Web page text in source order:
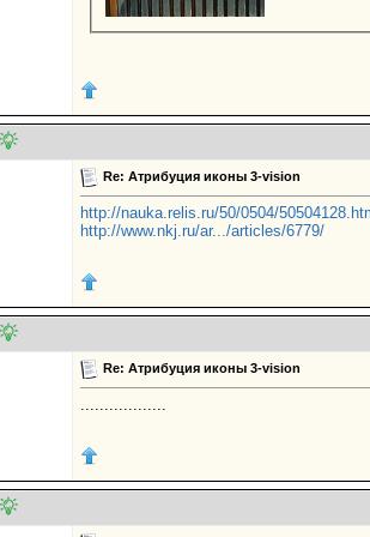
Re: Атрибуция иконы 3-vision
http://nauka.relis.ru/50/0504/
http://www.nkj.ru/ar.../articles/6779/
Re: Атрибуция иконы 3-vision
..................